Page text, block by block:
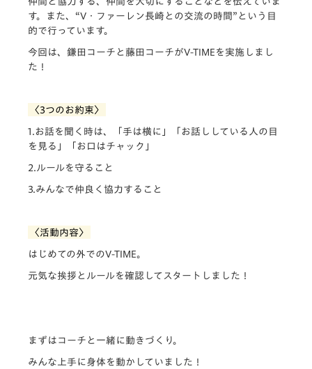
す。また、“V・ファーレン長崎との交流の時間”という目
的で行っています。
今回は、鎌田コーチと藤田コーチがV-TIMEを実施しまし
た！
〈3つのお約束〉
1.お話を聞く時は、「手は横に」「お話ししている人の目
を見る」「お口はチャック」
2.ルールを守ること
3.みんなで仲良く協力すること
〈活動内容〉
はじめての外でのV-TIME。
元気な挨拶とルールを確認してスタートしました！
まずはコーチと一緒に動きづくり。
みんな上手に身体を動かしていました！